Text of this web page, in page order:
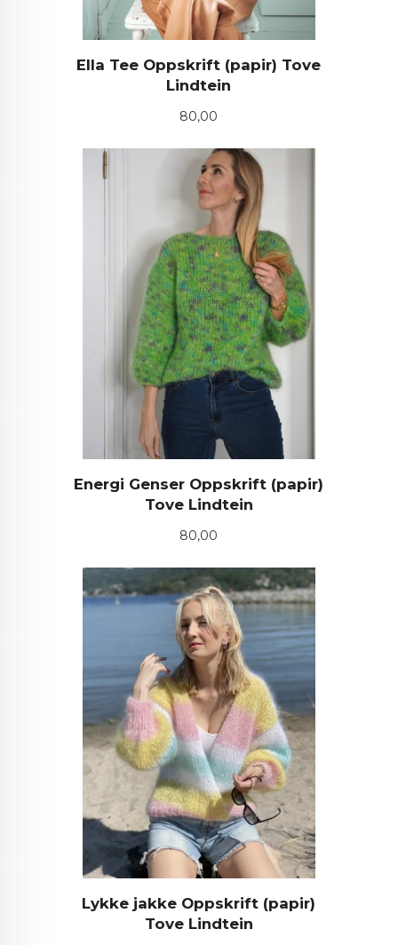
Ella Tee Oppskrift (papir) Tove
Lindtein
Pris
80,00
Energi Genser Oppskrift (papir)
Tove Lindtein
Pris
80,00
Lykke jakke Oppskrift (papir)
Tove Lindtein